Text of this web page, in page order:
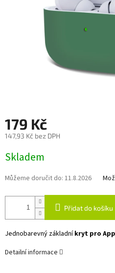
179 Kč
147,93 Kč bez DPH
cena:
Skladem
Můžeme doručit do: 11.8.2026
Přidat do košíku
Jednobarevný základníkryt pro
Detailní informace